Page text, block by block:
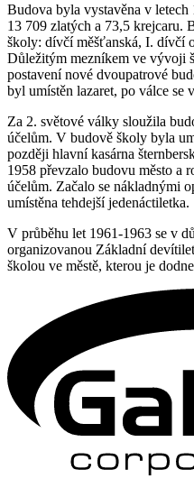
Budova byla vystavěna v
13 709 zlatých a 73,5 krejcaru.
školy: dívčí měšťanská, I. dívčí
Důležitým mezníkem ve vývoji
postavení nové dvoupatrové
byl umístěn lazaret, po válce se
Za 2. světové války sloužila
účelům. V budově školy byla
později hlavní kasárna
1958 převzalo budovu město a
účelům. Začalo se nákladnými
umístěna tehdejší jedenáctiletka.
V průběhu let 1961-1963 se v
organizovanou Základní
školou ve městě, kterou je